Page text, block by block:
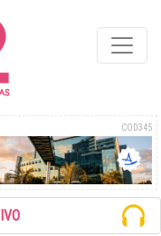
COD345